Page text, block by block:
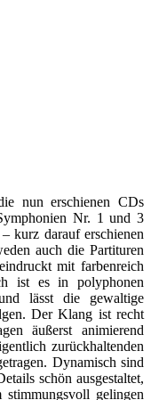
nun erschienen CDs
Nr. 1 und 3
kurz darauf erschienen
auch die Partituren
mit farbenreich
ist es in polyphonen
lässt die gewaltige
Der Klang ist recht
äußerst animierend
zurückhaltenden
Dynamisch sind
schön ausgestaltet,
gelingen